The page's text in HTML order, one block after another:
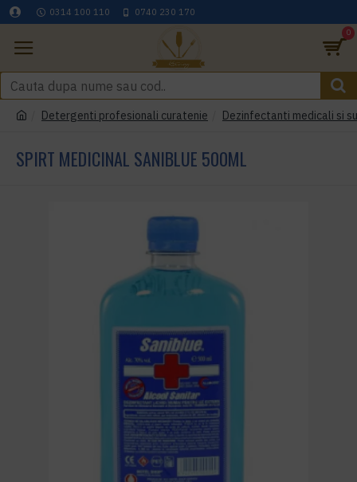
0314 100 110 0740 230 170
0
Detergenti profesionali curatenie Dezinfectanti medicali si
SPIRT MEDICINAL SANIBLUE 500ML